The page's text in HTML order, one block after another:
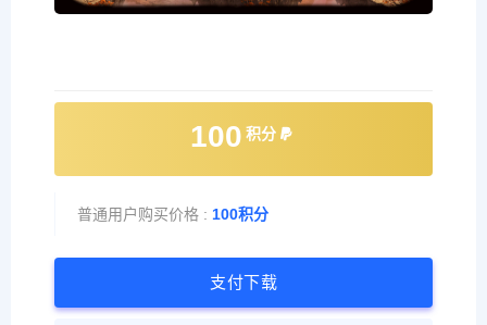
100 积分
普通用户购买价格 : 100积分
支付下载